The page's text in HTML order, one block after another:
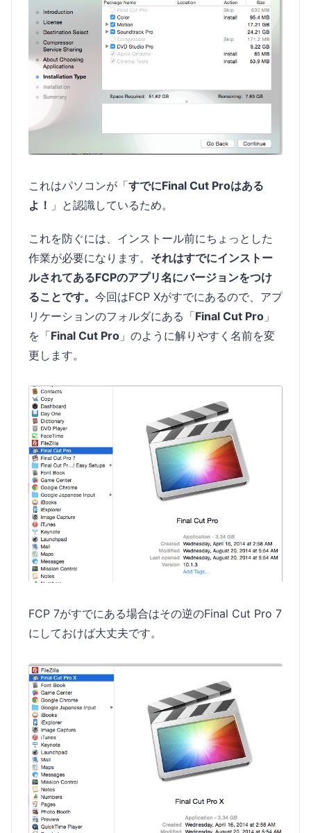
これはパソコンが「すでにFinal Cut Proはある
よ！ 」と認識しているため。
これを防ぐには、インストール前にちょっとした
作業が必要になります。 それはすでにインストー
ルされてあるFCPのアプリ名にバージョンをつけ
ることです。 今回はFCP Xがすでにあるので、アプ
リケーションのフォルダにある「Final Cut Pro 」
を「Final Cut Pro 」のように解りやすく名前を変
更します。
FCP 7がすでにある場合はその逆のFinal Cut Pro 7
にしておけば大丈夫です。